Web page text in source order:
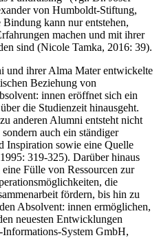
von Humboldt-Stiftung,
kann nur entstehen,
machen und mit ihrer
sind (Nicole Tamka, 2016: 39).
und ihrer Alma Mater entwickelte
Beziehung von
innen eröffnet sich ein
die Studienzeit hinausgeht.
anderen Alumni entsteht nicht
auch ein ständiger
Inspiration sowie eine Quelle
319-325). Darüber hinaus
Fülle von Ressourcen zur
die
fördern, bis hin zu
Absolvent: innen ermöglichen,
neuesten Entwicklungen
System GmbH,